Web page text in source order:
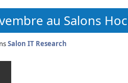
au Salons
Salon IT Research